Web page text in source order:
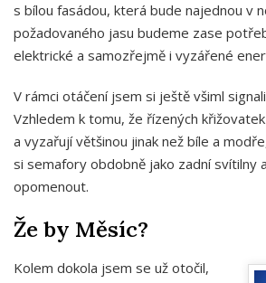
s bílou fasádou, která bude najednou v
požadovaného jasu budeme zase
elektrické a samozřejmě i vyzářené
V rámci otáčení jsem si ještě všiml
Vzhledem k tomu, že řízených
a vyzařují většinou jinak než bíle a
si semafory obdobně jako zadní svítilny
opomenout.
Že by Měsíc?
Kolem dokola jsem se už otočil,